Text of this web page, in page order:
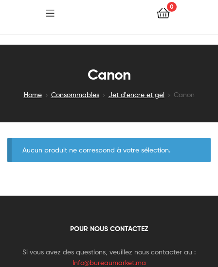
0
Canon
Home Consommables Jet d'encre et gel Canon
Aucun produit ne correspond à votre sélection.
POUR NOUS CONTACTEZ
Si vous avez des questions, veuillez nous contacter au :
Info@bureaumarket.ma